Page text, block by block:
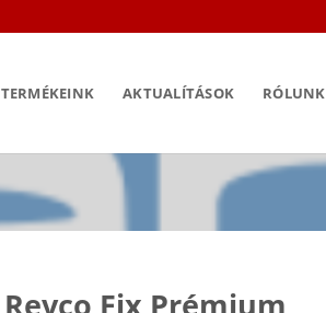
TERMÉKEINK AKTUALÍTÁSOK RÓLUNK
Revco Fix Prémium